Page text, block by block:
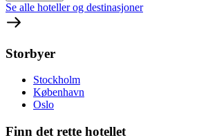
Se alle hoteller og destinasjoner
Storbyer
Stockholm
København
Oslo
Finn det rette hotellet